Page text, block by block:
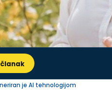
članak
je AI tehnologijom